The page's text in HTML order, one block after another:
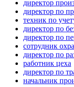
директор
директор по
техник по
директор по
директор по
сотрудник
директор по
работник цеха
директор по
начальник